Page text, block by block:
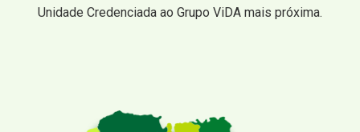
Unidade Credenciada ao Grupo ViDA mais próxima.